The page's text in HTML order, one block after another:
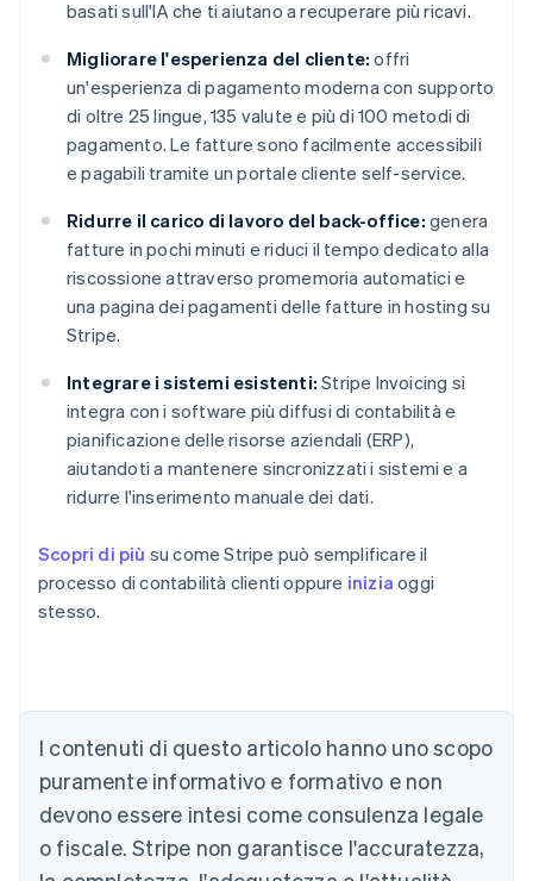
basati sull'IA che ti aiutano a recuperare più ricavi.
Migliorare l'esperienza del cliente: offri
un'esperienza di pagamento moderna con supporto
di oltre 25 lingue, 135 valute e più di 100 metodi di
pagamento. Le fatture sono facilmente accessibili
e pagabili tramite un portale cliente self-service.
Ridurre il carico di lavoro del back-office: genera
fatture in pochi minuti e riduci il tempo dedicato alla
riscossione attraverso promemoria automatici e
una pagina dei pagamenti delle fatture in hosting su
Stripe.
Integrare i sistemi esistenti: Stripe Invoicing si
integra con i software più diffusi di contabilità e
pianificazione delle risorse aziendali (ERP),
aiutandoti a mantenere sincronizzati i sistemi e a
ridurre l'inserimento manuale dei dati.
Scopri di più su come Stripe può semplificare il
processo di contabilità clienti oppure inizia oggi
stesso.
I contenuti di questo articolo hanno uno scopo
puramente informativo e formativo e non
devono essere intesi come consulenza legale
o fiscale. Stripe non garantisce l'accuratezza,
English
DeutschEnglish
Belgio
Nederlands Français English
Brasile